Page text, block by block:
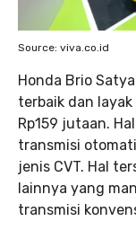
Source: viva.co.id
Honda Brio
terbaik dan
Rp159 jutaan.
transmisi
jenis CVT. Hal
lainnya yang
transmisi